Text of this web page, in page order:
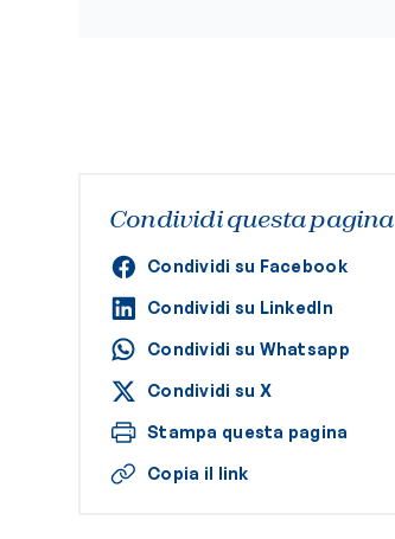
Condividi questa pagina
Condividi su Facebook
Condividi su LinkedIn
Condividi su Whatsapp
Condividi su X
Stampa questa pagina
Copia il link